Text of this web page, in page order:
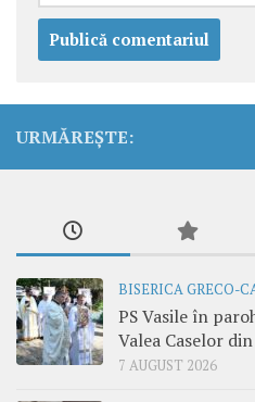
URMĂREȘTE:
BISERICA GRECO-
PS Vasile în
Valea Caselor
7 AUGUST 2026